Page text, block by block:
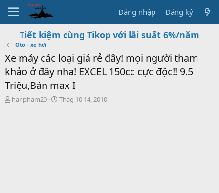
Đăng nhập Đăng ký
Tiết kiệm cùng Tikop với lãi suất 6%/năm
Oto - xe hơi
Xe máy các loại giá rẻ đây! mọi người tham
khảo ở đây nha! EXCEL 150cc cực độc!! 9.5
Triệu,Bán max I
T
hanpham20
S
Thág 10 14, 2010